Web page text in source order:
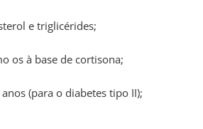
e triglicérides;
os à base de cortisona;
(para o diabetes tipo II);